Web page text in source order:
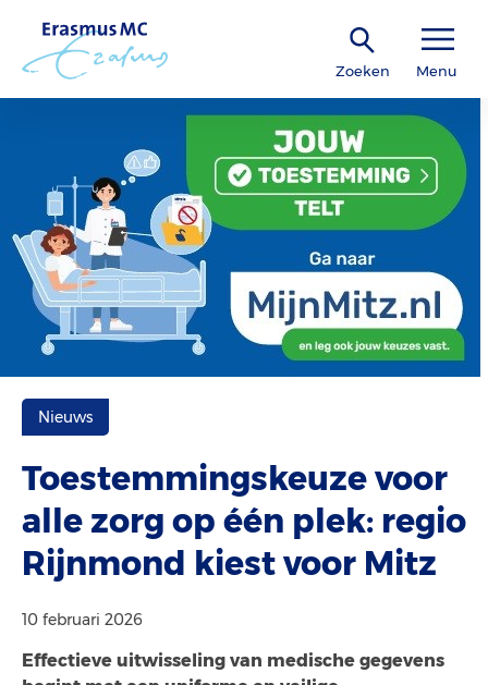
Zoeken Menu
Nieuws
Toestemmingskeuze voor
alle zorg op één plek: regio
Rijnmond kiest voor Mitz
10 februari 2026
Effectieve uitwisseling van medische gegevens